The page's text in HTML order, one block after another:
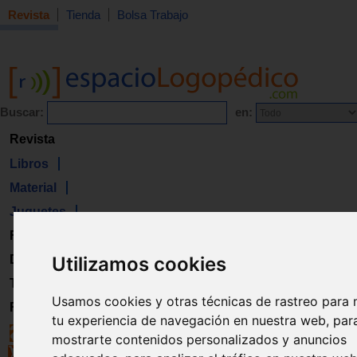
Utilizamos cookies
Usamos cookies y otras técnicas de rastreo para
tu experiencia de navegación en nuestra web,
mostrarte contenidos personalizados y anuncios
Revista Tienda Bolsa Trabajo
Buscar: en:
Revista
Libros
Material
Juguetes
Formación
Directorio
Trabajo
Registro